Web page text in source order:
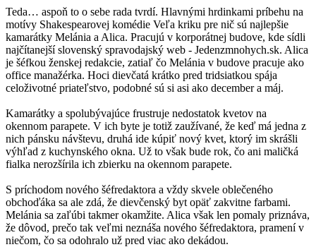
Teda… aspoň to o sebe rada tvrdí. Hlavnými hrdinkami príbehu na
motívy Shakespearovej komédie Veľa kriku pre nič sú najlepšie
kamarátky Melánia a Alica. Pracujú v korporátnej budove, kde sídli
najčítanejší slovenský spravodajský web - Jedenzmnohych.sk. Alica
je šéfkou ženskej redakcie, zatiaľ čo Melánia v budove pracuje ako
office manažérka. Hoci dievčatá krátko pred tridsiatkou spája
celoživotné priateľstvo, podobné sú si asi ako december a máj.
Kamarátky a spolubývajúce frustruje nedostatok kvetov na
okennom parapete. V ich byte je totiž zaužívané, že keď má jedna z
nich pánsku návštevu, druhá ide kúpiť nový kvet, ktorý im skrášli
výhľad z kuchynského okna. Už to však bude rok, čo ani maličká
fialka nerozšírila ich zbierku na okennom parapete.
S príchodom nového šéfredaktora a vždy skvele oblečeného
obchoďáka sa ale zdá, že dievčenský byt opäť zakvitne farbami.
Melánia sa zaľúbi takmer okamžite. Alica však len pomaly priznáva,
že dôvod, prečo tak veľmi neznáša nového šéfredaktora, pramení v
niečom, čo sa odohralo už pred viac ako dekádou.